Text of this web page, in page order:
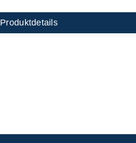
Produktdetails